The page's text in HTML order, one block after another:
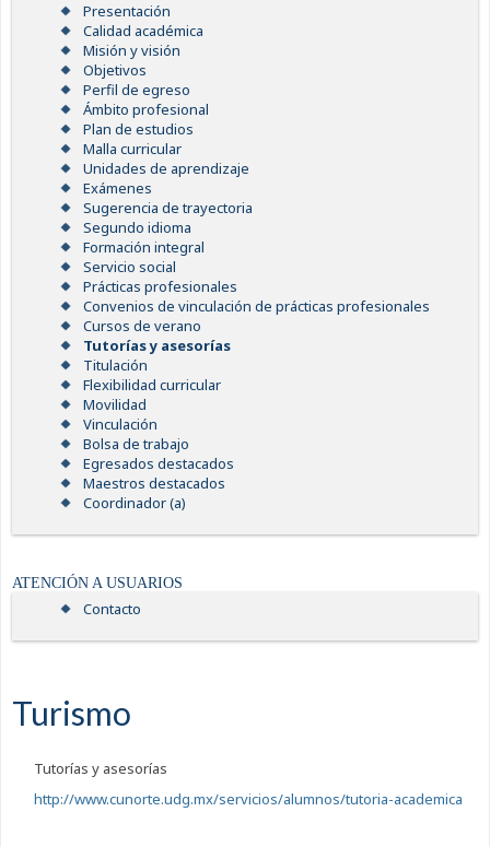
Presentación
Calidad académica
Misión y visión
Objetivos
Perfil de egreso
Ámbito profesional
Plan de estudios
Malla curricular
Unidades de aprendizaje
Exámenes
Sugerencia de trayectoria
Segundo idioma
Formación integral
Servicio social
Prácticas profesionales
Convenios de vinculación de prácticas profesionales
Cursos de verano
Tutorías y asesorías
Titulación
Flexibilidad curricular
Movilidad
Vinculación
Bolsa de trabajo
Egresados destacados
Maestros destacados
Coordinador (a)
ATENCIÓN A USUARIOS
Contacto
Turismo
Tutorías y asesorías
http://www.cunorte.udg.mx/servicios/alumnos/tutoria-academica